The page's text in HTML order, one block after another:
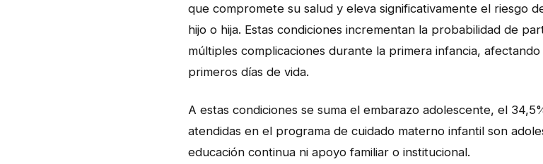
que compromete su salud y eleva significativamente el riesgo
hijo o hija. Estas condiciones incrementan la probabilidad de
múltiples complicaciones durante la primera infancia,
primeros días de vida.
A estas condiciones se suma el embarazo adolescente, el
atendidas en el programa de cuidado materno infantil son
educación continua ni apoyo familiar o institucional.